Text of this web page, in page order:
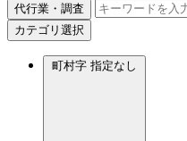
代行業・調査
カテゴリ選択
町村字 指定なし